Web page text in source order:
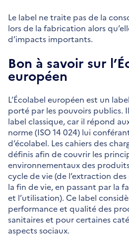
Le label ne traite pas de la
lors de la fabrication alors
d’impacts importants.
Bon à savoir sur
européen
L’Écolabel européen est un
porté par les pouvoirs publics.
label classique, car il répond
norme (ISO 14 024) lui
d’écolabel. Les cahiers des
définis afin de couvrir les
environnementaux des
cycle de vie (de l’extraction
la fin de vie, en passant par la
et l’utilisation). Ce label
performance et qualité des
sanitaires et pour certaines
aspects sociaux.